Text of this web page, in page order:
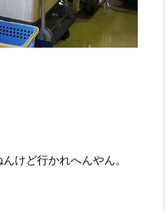
けど行かれへんやん。